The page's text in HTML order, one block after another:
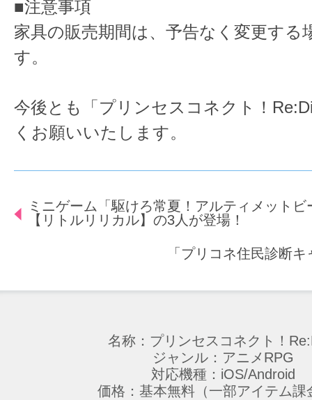
■注意事項
家具の販売期間は、予告なく変更する
す。
今後とも「プリンセスコネクト！
くお願いいたします。
ミニゲーム「駆けろ常夏！アルティメット
【リトルリリカル】の3人が登場！
「プリコネ住民診断
名称：プリンセスコネクト！
ジャンル：アニメRPG
対応機種：iOS/Android
価格：基本無料（一部アイテム課